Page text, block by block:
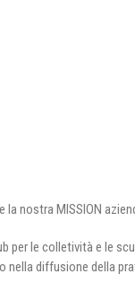
nostra MISSION
per le colletività e le
nella diffusione della